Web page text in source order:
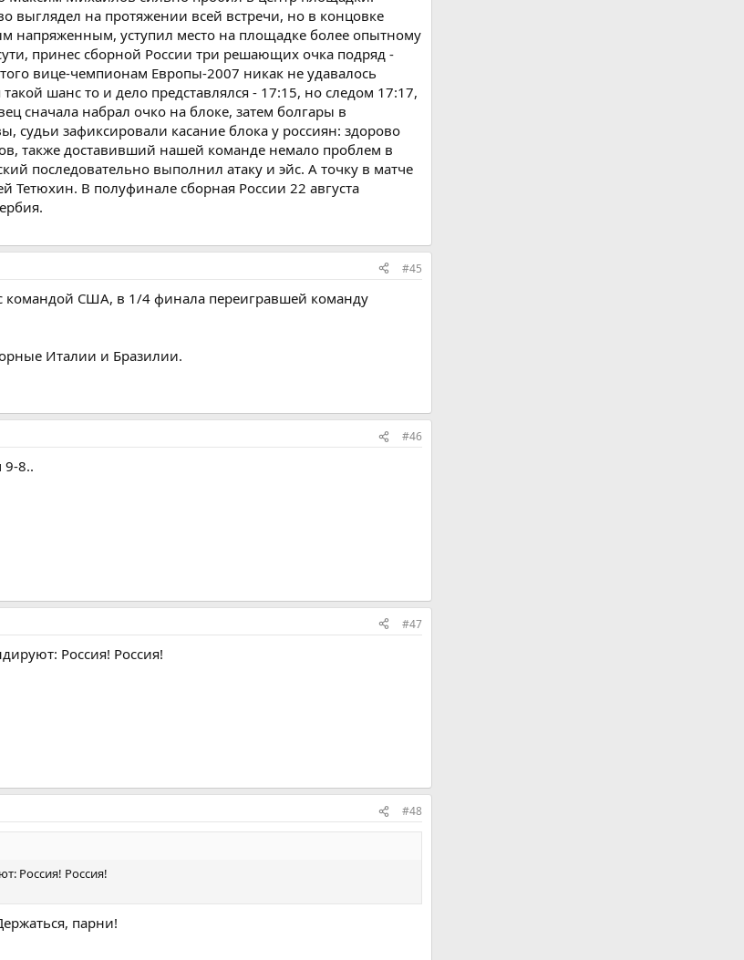
на протяжении всей встречи, но в концовке
напряженным, уступил место на площадке более опытному
принес сборной России три решающих очка подряд -
вице-чемпионам Европы-2007 никак не удавалось
шанс то и дело представлялся - 17:15, но следом 17:17,
сначала набрал очко на блоке, затем болгары в
судьи зафиксировали касание блока у россиян: здорово
также доставивший нашей команде немало проблем в
последовательно выполнил атаку и эйс. А точку в матче
Тетюхин. В полуфинале сборная России 22 августа
#45
командой США, в 1/4 финала переигравшей команду
Италии и Бразилии.
#46
9-8..
#47
Россия! Россия!
#48
Россия! Россия!
парни!